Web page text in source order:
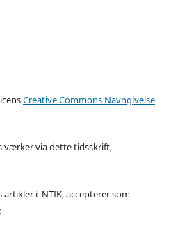
Creative Commons Navngivelse
værker via dette tidsskrift,
i NTfK, accepterer som